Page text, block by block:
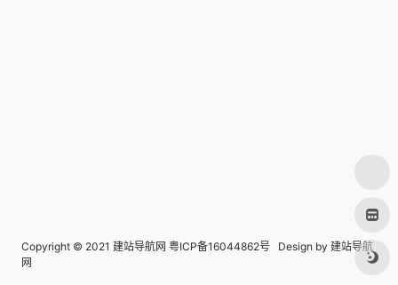
Copyright © 2021 建站导航网 粤ICP备16044862号 Design by 建站导航
网